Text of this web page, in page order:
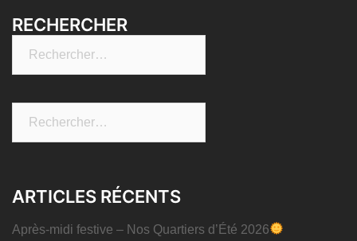
RECHERCHER
ARTICLES RÉCENTS
Après-midi festive – Nos Quartiers d’Été 2026